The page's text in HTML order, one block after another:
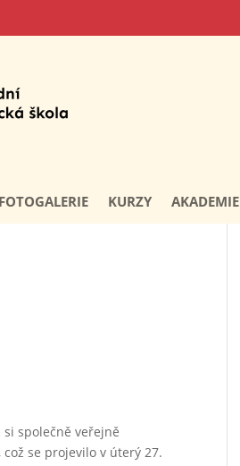
FOTOGALERIE KURZY AKADEMIE
společně veřejně
se projevilo v úterý 27.